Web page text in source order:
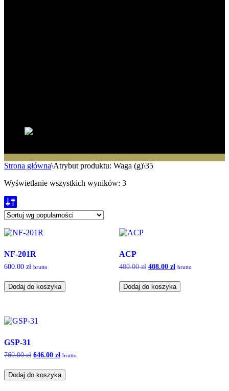
Strona główna\Atrybut produktu: Waga (g)\35
Wyświetlanie wszystkich wyników: 3
NF-201R
600.00 zł brutto
Dodaj do koszyka
ACP
480.00zł Pierwotna
wynosiła:
480.00 zł.
408.00 złAktualna
wynosi:
408.00 zł.
brutto
Dodaj do koszyka
GSP-31
760.00zł Pierwotna
wynosiła:
760.00 zł.
646.00 zł Aktualna
wynosi:
646.00 zł.
brutto
Dodaj do koszyka